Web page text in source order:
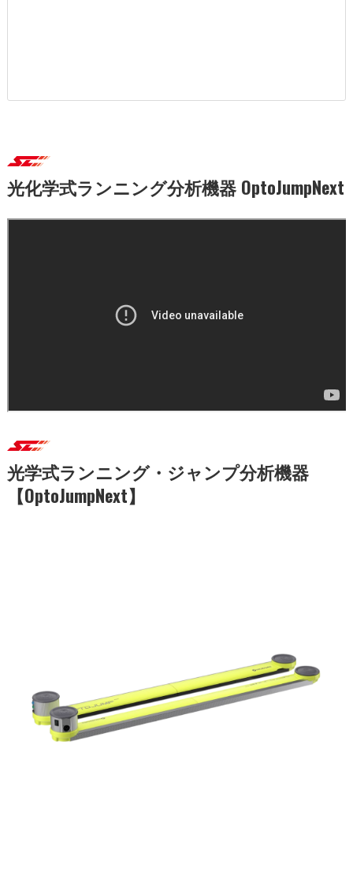
光化学式ランニング分析機器 OptoJumpNext
光学式ランニング・ジャンプ分析機器
【OptoJumpNext】